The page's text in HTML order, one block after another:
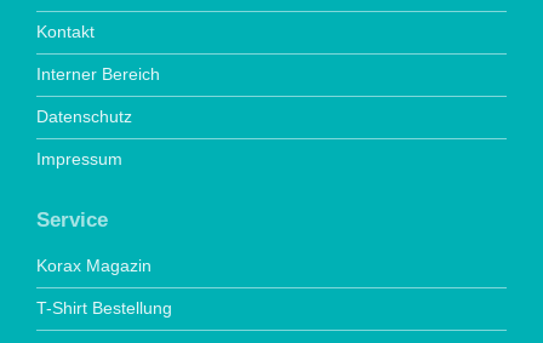
Kontakt
Interner Bereich
Datenschutz
Impressum
Service
Korax Magazin
T-Shirt Bestellung